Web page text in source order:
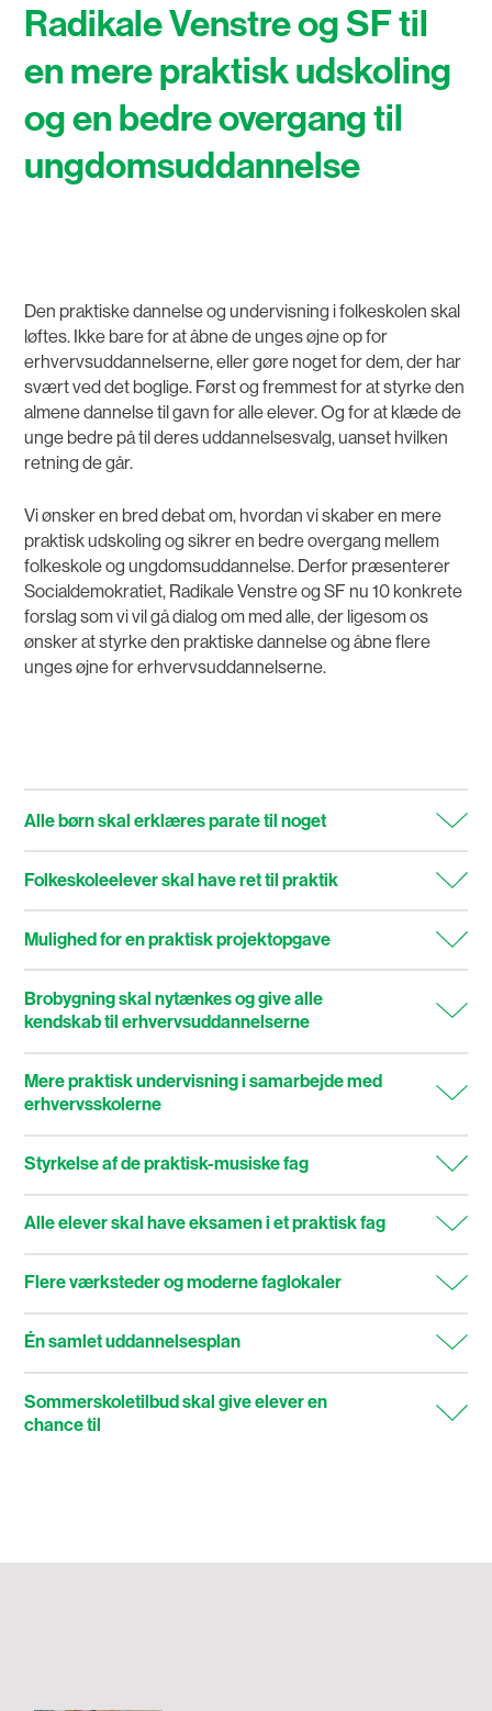
Radikale Venstre og SF til
en mere praktisk udskoling
og en bedre overgang til
ungdomsuddannelse
Den praktiske dannelse og undervisning i folkeskolen skal
løftes. Ikke bare for at åbne de unges øjne op for
erhvervsuddannelserne, eller gøre noget for dem, der har
svært ved det boglige. Først og fremmest for at styrke den
almene dannelse til gavn for alle elever. Og for at klæde de
unge bedre på til deres uddannelsesvalg, uanset hvilken
retning de går.
Vi ønsker en bred debat om, hvordan vi skaber en mere
praktisk udskoling og sikrer en bedre overgang mellem
folkeskole og ungdomsuddannelse. Derfor præsenterer
Socialdemokratiet, Radikale Venstre og SF nu 10 konkrete
forslag som vi vil gå dialog om med alle, der ligesom os
ønsker at styrke den praktiske dannelse og åbne flere
unges øjne for erhvervsuddannelserne.
Alle børn skal erklæres parate til noget
Folkeskoleelever skal have ret til praktik
Mulighed for en praktisk projektopgave
Brobygning skal nytænkes og give alle
kendskab til erhvervsuddannelserne
Mere praktisk undervisning i samarbejde med
erhvervsskolerne
Styrkelse af de praktisk-musiske fag
Alle elever skal have eksamen i et praktisk fag
Flere værksteder og moderne faglokaler
Én samlet uddannelsesplan
Sommerskoletilbud skal give elever en
chance til